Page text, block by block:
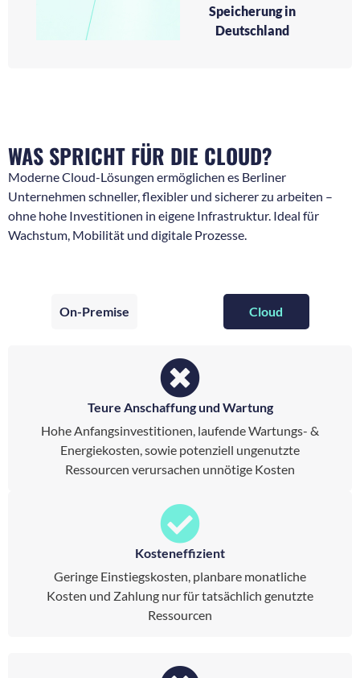
Speicherung in
Deutschland
WAS SPRICHT FÜR DIE CLOUD?
Moderne Cloud-Lösungen ermöglichen es Berliner
Unternehmen schneller, flexibler und sicherer zu arbeiten –
ohne hohe Investitionen in eigene Infrastruktur. Ideal für
Wachstum, Mobilität und digitale Prozesse.
On-Premise Cloud
Teure Anschaffung und Wartung
Hohe Anfangsinvestitionen, laufende Wartungs- &
Energiekosten, sowie potenziell ungenutzte
Ressourcen verursachen unnötige Kosten
Kosteneffizient
Geringe Einstiegskosten, planbare monatliche
Kosten und Zahlung nur für tatsächlich genutzte
Ressourcen